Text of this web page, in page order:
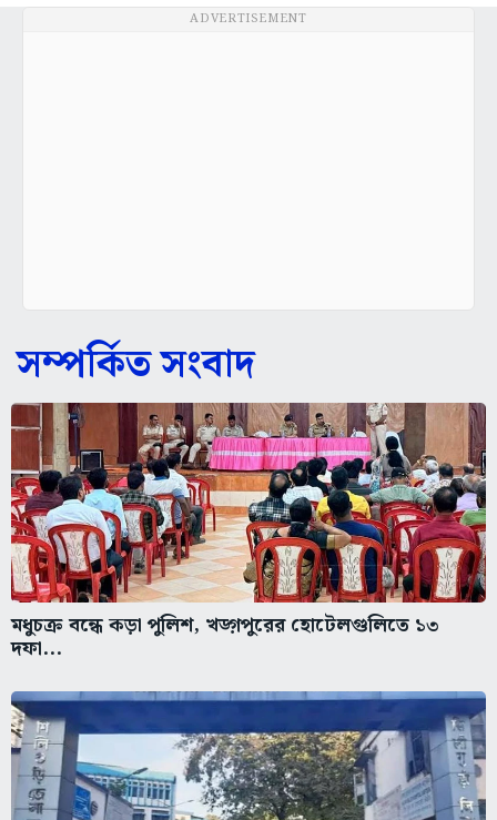
ADVERTISEMENT
সম্পর্কিত সংবাদ
মধুচক্র বন্ধে কড়া পুলিশ, খড়্গপুরের হোটেলগুলিতে ১৩
দফা...